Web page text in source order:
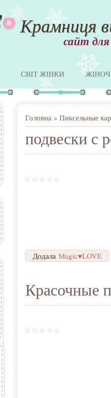
Крамниця
сайт
СВІТ ЖІНКИ
Головна » Пиксельные
подвески с
Додала Magic♥LOVE
Красочные